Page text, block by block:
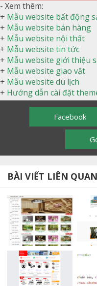
- Xem thêm:
+ Mẫu website bất động
+ Mẫu website bán hàng
+ Mẫu website nội thất
+ Mẫu website tin tức
+ Mẫu website giới thiệu
+ Mẫu website giao vặt
+ Mẫu website du lịch
+ Hướng dẫn cài đặt
Facebook
BÀI VIẾT LIÊN QUAN